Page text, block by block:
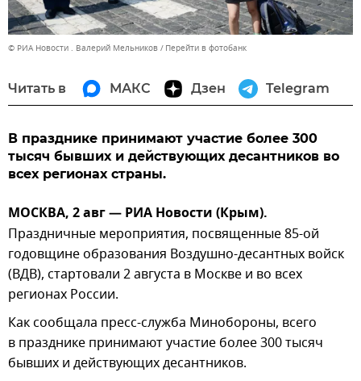
© РИА Новости . Валерий Мельников Перейти в фотобанк
Читать в МАКС Дзен Telegram
В празднике принимают участие более 300
тысяч бывших и действующих десантников во
всех регионах страны.
МОСКВА, 2 авг — РИА Новости (Крым).
Праздничные мероприятия, посвященные 85-ой
годовщине образования Воздушно-десантных войск
(ВДВ), стартовали 2 августа в Москве и во всех
регионах России.
Как сообщала пресс-служба Минобороны, всего
в празднике принимают участие более 300 тысяч
бывших и действующих десантников.